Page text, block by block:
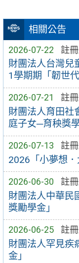
相關公告
2026-07-22 註
財團法人台灣兒
1學期期「韌世代
2026-07-21 註
財團法人育田社
庭子女─育秧獎學
2026-07-13 註
2026「小夢想
2026-06-30 註
財團法人中華民
獎勵學金」
2026-06-25 註
財團法人罕見疾
金」